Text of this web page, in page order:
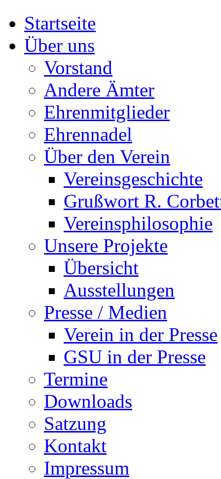
Startseite
Über uns
Vorstand
Andere Ämter
Ehrenmitglieder
Ehrennadel
Über den Verein
Vereinsgeschichte
Grußwort R.
Vereinsphilosophie
Unsere Projekte
Übersicht
Ausstellungen
Presse / Medien
Verein in der Presse
GSU in der Presse
Termine
Downloads
Satzung
Kontakt
Impressum